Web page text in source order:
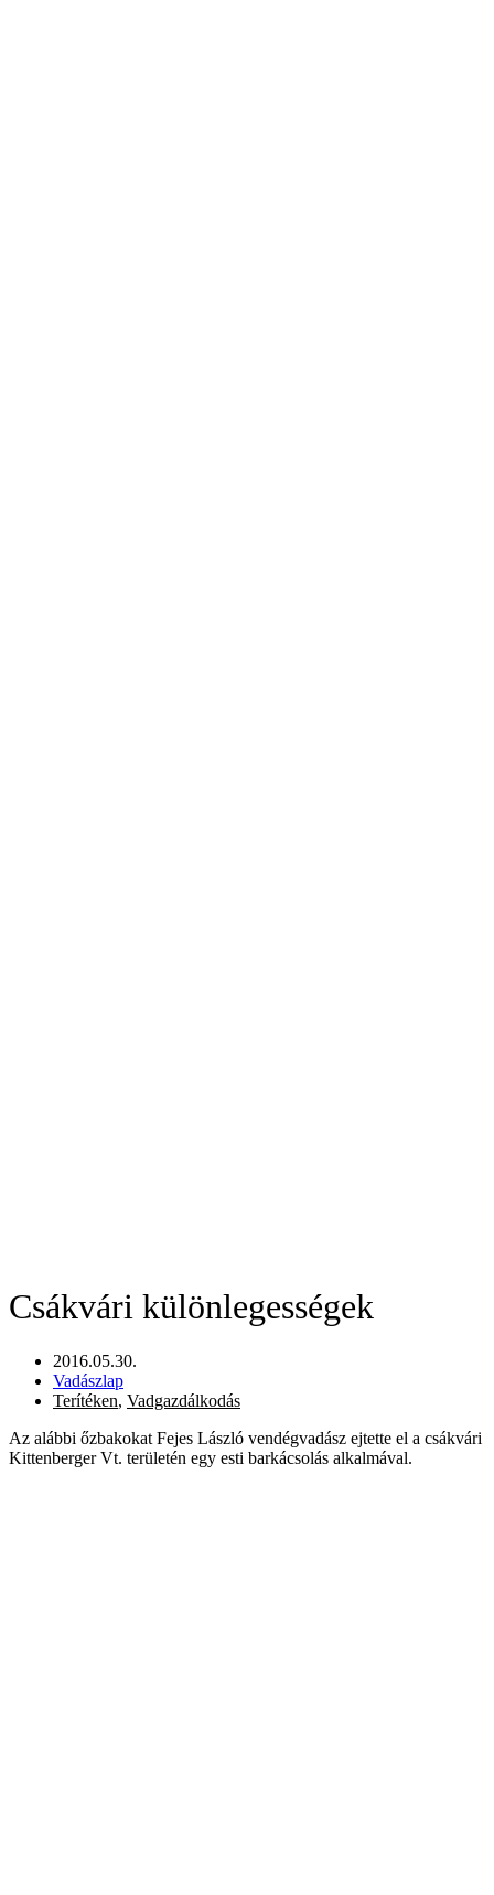
Csákvári különlegességek
2016.05.30.
Vadászlap
Terítéken, Vadgazdálkodás
Az alábbi őzbakokat Fejes László vendégvadász ejtette el a csákvári
Kittenberger Vt. területén egy esti barkácsolás alkalmával.